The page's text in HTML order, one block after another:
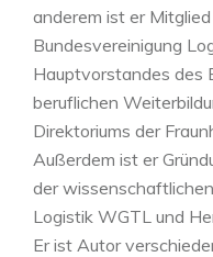
anderem ist er
Bundesvereinigung
Hauptvorstandes des
beruflichen
Direktoriums der
Außerdem ist er
der
Logistik WGTL und
Er ist Autor